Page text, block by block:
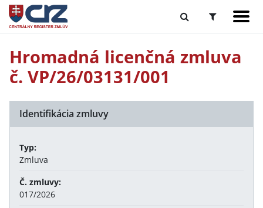
Hromadná licenčná zmluva
č. VP/26/03131/001
Identifikácia zmluvy
Typ:
Zmluva
Č. zmluvy:
017/2026